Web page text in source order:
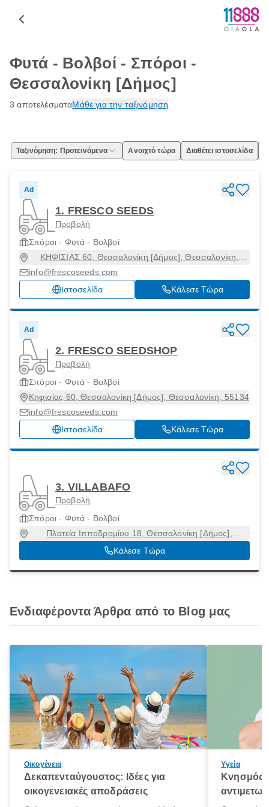
Φυτά - Βολβοί - Σπόροι -
Θεσσαλονίκη [Δήμος]
3 αποτελέσματαΜάθε για την ταξινόμηση
Ταξινόμηση: Προτεινόμενα Ανοιχτό τώρα Διαθέτει ιστοσελίδα
Ad
1. FRESCO SEEDS
Προβολή
Σπόροι - Φυτά - Βολβοί
ΚΗΦΙΣΙΑΣ 60, Θεσσαλονίκη [Δήμος], Θεσσαλονίκη,
info@frescoseeds.com
Ιστοσελίδα
Κάλεσε Τώρα
Ad
2. FRESCO SEEDSHOP
Προβολή
Σπόροι - Φυτά - Βολβοί
Κηφισίας 60, Θεσσαλονίκη [Δήμος], Θεσσαλονίκη, 55134
info@frescoseeds.com
Ιστοσελίδα
Κάλεσε Τώρα
3. VILLABAFO
Προβολή
Σπόροι - Φυτά - Βολβοί
Πλατεία Ιπποδρομίου 18, Θεσσαλονίκη [Δήμος],
Θεσσαλονίκη, 54621
Κάλεσε Τώρα
Ενδιαφέροντα Άρθρα από το Blog μας
Οικογένεια
Δεκαπενταύγουστος: Ιδέες για
οικογενειακές αποδράσεις
Υγεία
Κνησμός: